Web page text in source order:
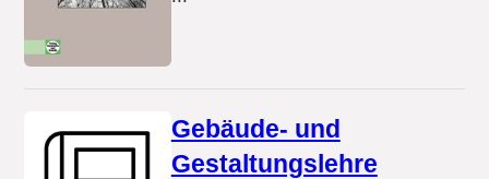
Gebäude- und
Gestaltungslehre